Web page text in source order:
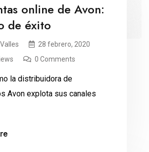
online de Avon:
de éxito
28 febrero, 2020
0 Comments
la distribuidora de
Avon explota sus canales